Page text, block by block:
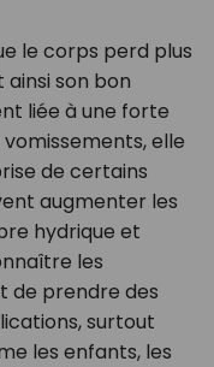
le corps perd plus
ainsi son bon
liée à une forte
elle
de certains
augmenter les
hydrique et
les
de prendre des
surtout
les enfants, les